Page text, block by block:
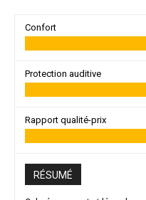
Confort
Protection auditive
Rapport qualité-prix
RÉSUMÉ